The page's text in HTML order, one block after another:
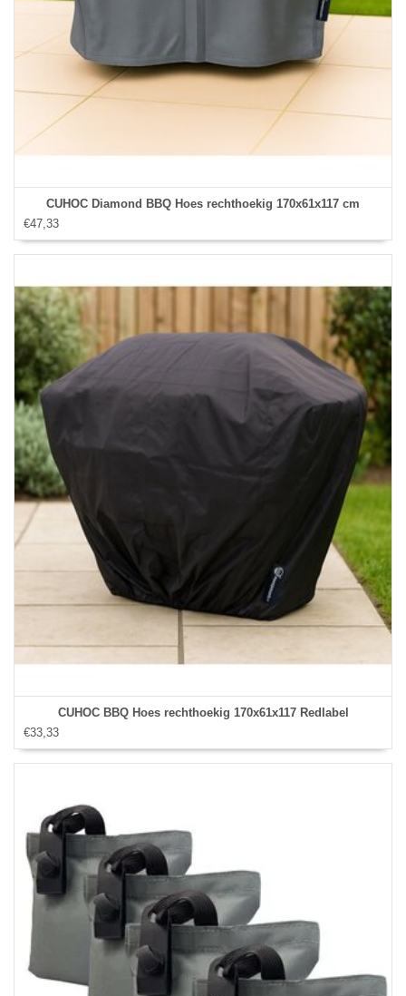
CUHOC Diamond BBQ Hoes rechthoekig 170x61x117 cm
€47,33
CUHOC BBQ Hoes rechthoekig 170x61x117 Redlabel
€33,33